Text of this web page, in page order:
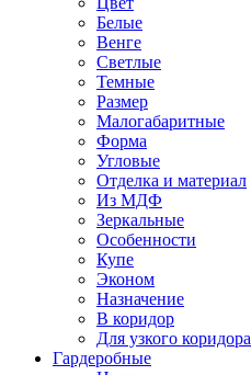
Белые
Венге
Светлые
Темные
Размер
Малогабаритные
Форма
Угловые
Отделка и материал
Из МДФ
Зеркальные
Особенности
Купе
Эконом
Назначение
В коридор
Для узкого коридора
Гардеробные